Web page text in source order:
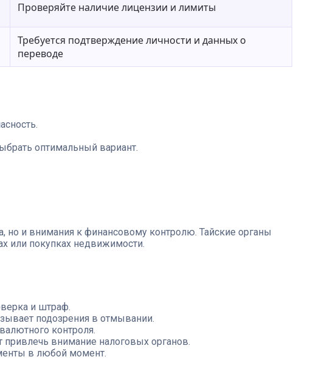
Проверяйте наличие лицензии и лимиты
Требуется подтверждение личности и данных о
переводе
оптимальный вариант.
но и внимания к финансовому контролю. Тайские органы
или покупках недвижимости.
и штраф.
подозрения в отмывании.
контроля.
внимание налоговых органов.
в любой момент.